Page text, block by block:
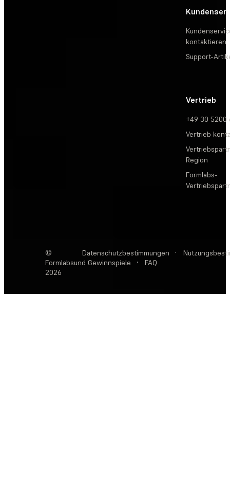
kontaktieren
Support-
Vertrieb
+49 30 5200
Vertrieb
Region
Formlabs-
©
Formlabs
2026
Datenschutzbestimmungen ·
und Gewinnspiele
· FAQ